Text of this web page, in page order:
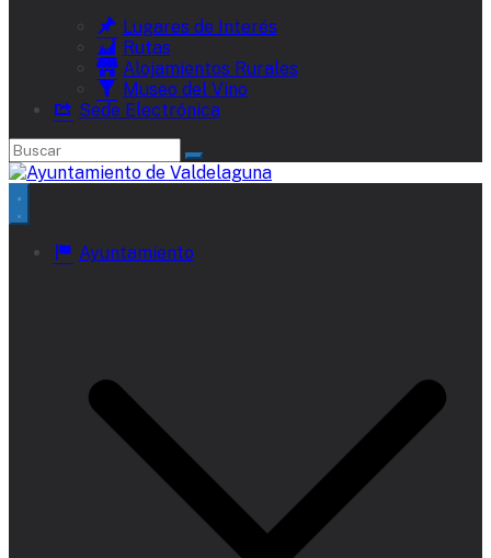
Lugares de Interés
Rutas
Alojamientos Rurales
Museo del Vino
Sede Electrónica
Ayuntamiento